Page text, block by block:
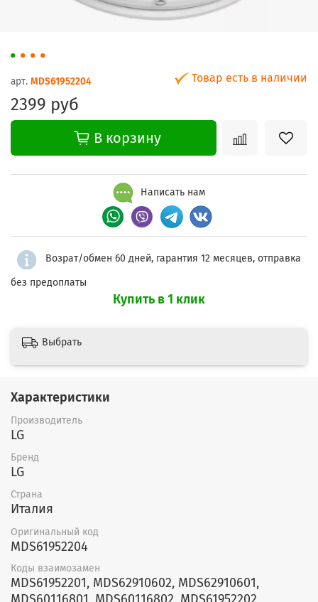
арт. MDS61952204 Товар есть в наличии
2399 руб
В корзину
Написать нам
Возрат/обмен 60 дней, гарантия 12 месяцев, отправка
без предоплаты
Купить в 1 клик
Выбрать
Характеристики
Производитель
LG
Бренд
LG
Страна
Италия
Оригинальный код
MDS61952204
Коды взаимозамен
MDS61952201, MDS62910602, MDS62910601,
MDS60116801, MDS60116802, MDS61952202,